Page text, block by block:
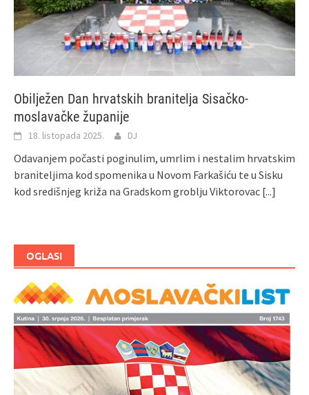
Obilježen Dan hrvatskih branitelja Sisačko-
moslavačke županije
18. listopada 2025. DJ
Odavanjem počasti poginulim, umrlim i nestalim hrvatskim
braniteljima kod spomenika u Novom Farkašiću te u Sisku
kod središnjeg križa na Gradskom groblju Viktorovac [...]
OGLASI